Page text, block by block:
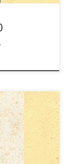
de